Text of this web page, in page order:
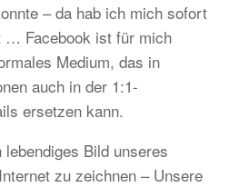
– da hab ich mich sofort
… Facebook ist für mich
Medium, das in
auch in der 1:1-
ersetzen kann.
Bild unseres
zu zeichnen – Unsere